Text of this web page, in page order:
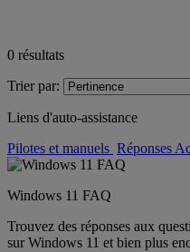
0 résultats
Trier par:
Liens d'auto-assistance
Pilotes et manuels Réponses
Windows 11 FAQ
Trouvez des réponses aux
sur Windows 11 et bien plus